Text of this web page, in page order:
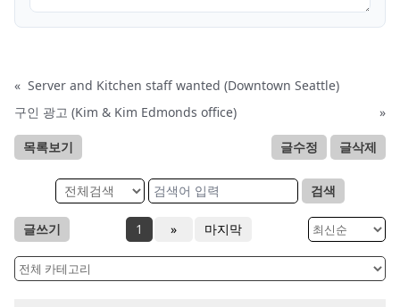
« Server and Kitchen staff wanted (Downtown Seattle)
구인 광고 (Kim & Kim Edmonds office)
»
목록보기 글수정 글삭제
검색
글쓰기 1 » 마지막